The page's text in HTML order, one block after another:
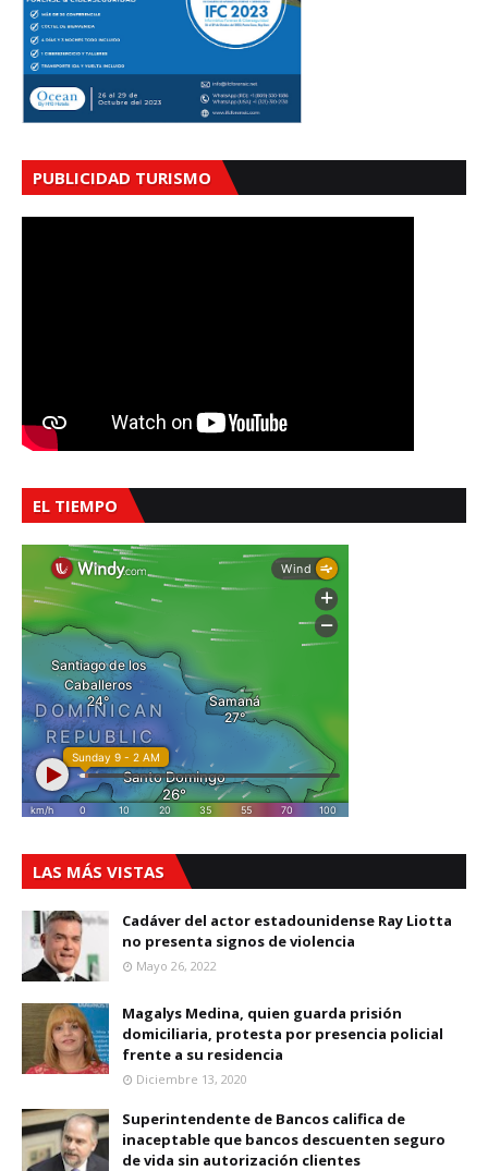
PUBLICIDAD TURISMO
EL TIEMPO
LAS MÁS VISTAS
Cadáver del actor estadounidense Ray Liotta
no presenta signos de violencia
Mayo 26, 2022
Magalys Medina, quien guarda prisión
domiciliaria, protesta por presencia policial
frente a su residencia
Diciembre 13, 2020
Superintendente de Bancos califica de
inaceptable que bancos descuenten seguro
de vida sin autorización clientes